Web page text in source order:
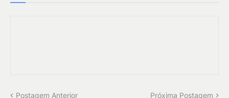
Postagem Anterior Próxima Postagem